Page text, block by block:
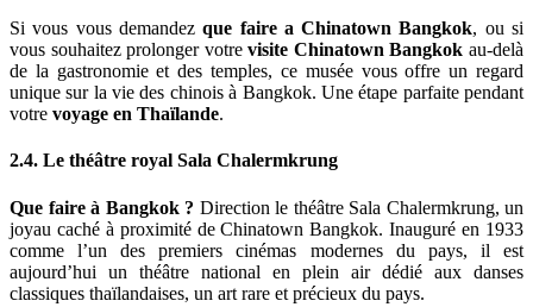
Si vous vous demandezque faire a Chinatown Bangkok, ou si
vous souhaitez prolonger votrevisite Chinatown Bangkok au-delà
de la gastronomie et des temples, ce musée vous offre un regard
unique sur la vie des chinois à Bangkok. Une étape parfaite pendant
votre voyage en Thaïlande.
2.4. Le théâtre royal Sala Chalermkrung
Que faire à Bangkok ? Direction le théâtre Sala Chalermkrung, un
joyau caché à proximité de Chinatown Bangkok. Inauguré en 1933
comme l’un des premiers cinémas modernes du pays, il est
aujourd’hui un théâtre national en plein air dédié aux danses
classiques thaïlandaises, un art rare et précieux du pays.